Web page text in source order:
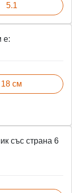
5.1
е:
18 см
със страна 6